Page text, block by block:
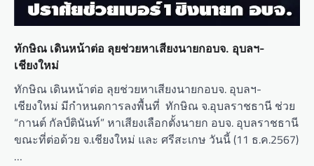
ทักษิณ เดินหน้าต่อ ลุยช่วยหาเสียงนายกอบจ. อุบลฯ-
เชียงใหม่
ทักษิณ เดินหน้าต่อ ลุยช่วยหาเสียงนายกอบจ. อุบลฯ-
เชียงใหม่ มีกำหนดการลงพื้นที่ ทักษิณ จ.อุบลราชธานี ช่วย
“กานต์ กัลป์ตินันท์” หาเสียงเลือกตั้งนายก อบจ. อุบลราชธานี
ขณะที่ต่อด้วย จ.เชียงใหม่ และ ศรีสะเกษ วันนี้ (11 ธ.ค.2567)
…